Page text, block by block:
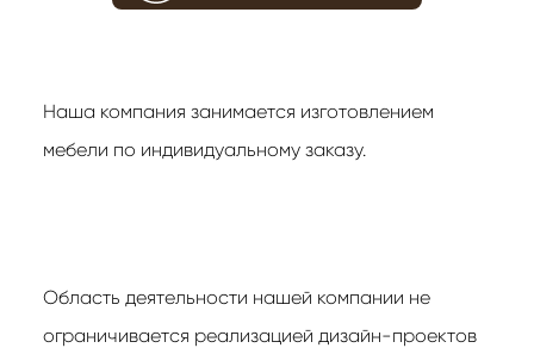
Наша компания занимается изготовлением
мебели по индивидуальному заказу.
Область деятельности нашей компании не
ограничивается реализацией дизайн-проектов